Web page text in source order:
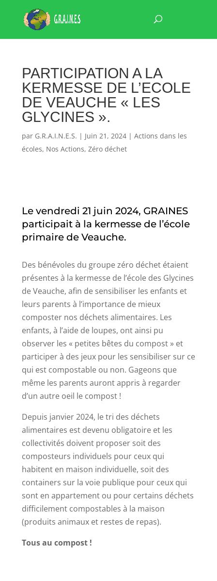
PARTICIPATION A LA
KERMESSE DE L’ECOLE
DE VEAUCHE « LES
GLYCINES ».
par G.R.A.I.N.E.S. | Juin 21, 2024| Actions dans les
écoles, Nos Actions, Zéro déchet
Le vendredi 21 juin 2024, GRAINES
participait à la kermesse de l’école
primaire de Veauche.
Des bénévoles du groupe zéro déchet étaient
présentes à la kermesse de l’école des Glycines
de Veauche, afin de sensibiliser les enfants et
leurs parents à l’importance de mieux
composter nos déchets alimentaires. Les
enfants, à l’aide de loupes, ont ainsi pu
observer les « petites bêtes du compost » et
participer à des jeux pour les sensibiliser sur ce
qui est compostable ou non. Gageons que
même les parents auront appris à regarder
d’un autre oeil le compost !
Depuis janvier 2024, le tri des déchets
alimentaires est devenu obligatoire et les
collectivités doivent proposer soit des
composteurs individuels pour ceux qui
habitent en maison individuelle, soit des
containers sur la voie publique pour ceux qui
sont en appartement ou pour certains déchets
difficilement compostables à la maison
(produits animaux et restes de repas).
Tous au compost !